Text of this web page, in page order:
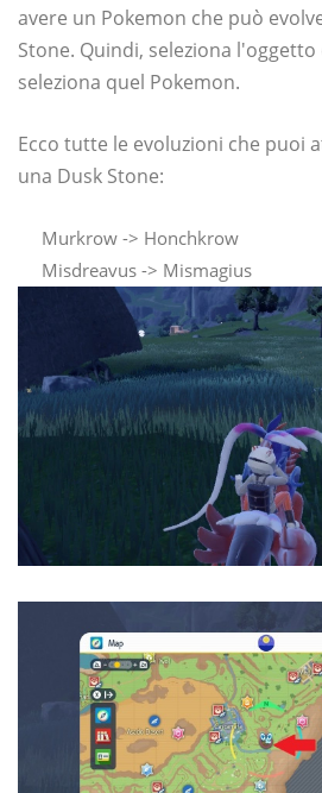
avere un Pokemon che può
Stone. Quindi, seleziona
seleziona quel Pokemon.
Ecco tutte le evoluzioni che puoi
una Dusk Stone:
Murkrow -> Honchkrow
Misdreavus -> Mismagius